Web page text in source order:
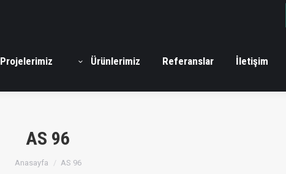
Projelerimiz Ürünlerimiz Referanslar İletişim
AS 96
You are here:
Anasayfa AS 96